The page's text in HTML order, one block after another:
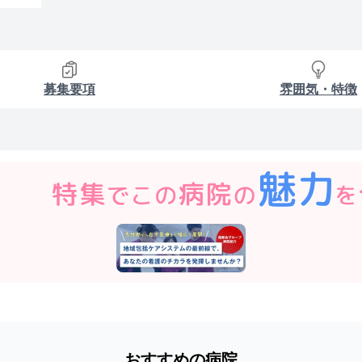
募集要項 雰囲気・特徴